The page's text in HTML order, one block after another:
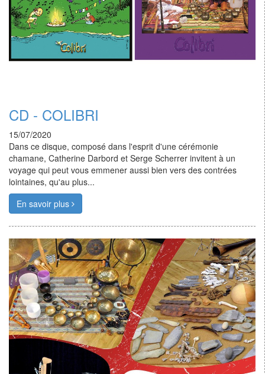
CD - COLIBRI
15/07/2020
Dans ce disque, composé dans l'esprit d'une cérémonie
chamane, Catherine Darbord et Serge Scherrer invitent à un
voyage qui peut vous emmener aussi bien vers des contrées
lointaines, qu'au plus...
En savoir plus